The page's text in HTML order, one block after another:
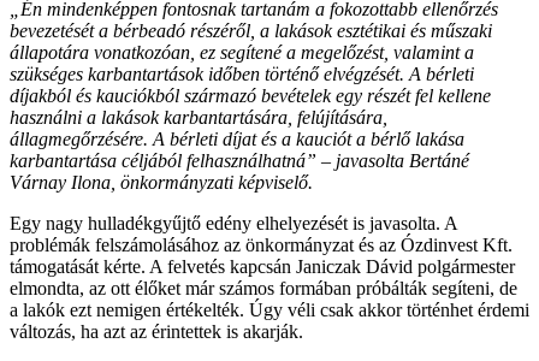
„Én mindenképpen fontosnak tartanám a fokozottabb ellenőrzés
bevezetését a bérbeadó részéről, a lakások esztétikai és műszaki
állapotára vonatkozóan, ez segítené a megelőzést, valamint a
szükséges karbantartások időben történő elvégzését. A bérleti
díjakból és kauciókból származó bevételek egy részét fel kellene
használni a lakások karbantartására, felújítására,
állagmegőrzésére. A bérleti díjat és a kauciót a bérlő lakása
karbantartása céljából felhasználhatná” – javasolta Bertáné
Várnay Ilona, önkormányzati képviselő.
Egy nagy hulladékgyűjtő edény elhelyezését is javasolta. A
problémák felszámolásához az önkormányzat és az Ózdinvest Kft.
támogatását kérte. A felvetés kapcsán Janiczak Dávid polgármester
elmondta, az ott élőket már számos formában próbálták segíteni, de
a lakók ezt nemigen értékelték. Úgy véli csak akkor történhet érdemi
változás, ha azt az érintettek is akarják.